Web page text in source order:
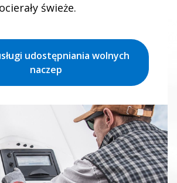
świeże.
udostępniania wolnych
naczep